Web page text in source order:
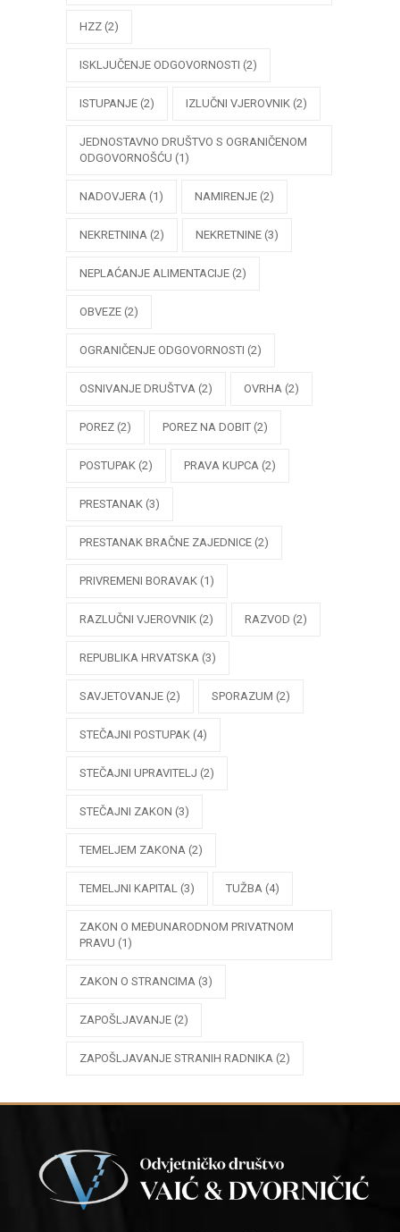
HZZ (2)
ISKLJUČENJE ODGOVORNOSTI (2)
ISTUPANJE (2) IZLUČNI VJEROVNIK (2)
JEDNOSTAVNO DRUŠTVO S OGRANIČENOM
ODGOVORNOŠĆU (1)
NADOVJERA (1) NAMIRENJE (2)
NEKRETNINA (2) NEKRETNINE (3)
NEPLAĆANJE ALIMENTACIJE (2)
OBVEZE (2)
OGRANIČENJE ODGOVORNOSTI (2)
OSNIVANJE DRUŠTVA (2) OVRHA (2)
POREZ (2) POREZ NA DOBIT (2)
POSTUPAK (2) PRAVA KUPCA (2)
PRESTANAK (3)
PRESTANAK BRAČNE ZAJEDNICE (2)
PRIVREMENI BORAVAK (1)
RAZLUČNI VJEROVNIK (2) RAZVOD (2)
REPUBLIKA HRVATSKA (3)
SAVJETOVANJE (2) SPORAZUM (2)
STEČAJNI POSTUPAK (4)
STEČAJNI UPRAVITELJ (2)
STEČAJNI ZAKON (3)
TEMELJEM ZAKONA (2)
TEMELJNI KAPITAL (3) TUŽBA (4)
ZAKON O MEĐUNARODNOM PRIVATNOM
PRAVU (1)
ZAKON O STRANCIMA (3)
ZAPOŠLJAVANJE (2)
ZAPOŠLJAVANJE STRANIH RADNIKA (2)